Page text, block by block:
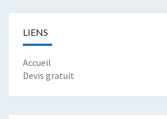
LIENS
Accueil
Devis gratuit